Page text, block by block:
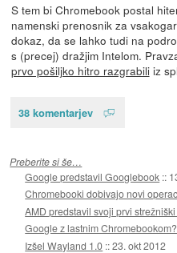
S tem bi Chromebook postal
namenski prenosnik za
dokaz, da se lahko tudi na
s (precej) dražjim Intelom.
prvo pošiljko hitro razgrabiliiz
38 komentarjev
Preberite si še…
Google predstavil Googlebook ::
Chromebooki dobivajo novi
AMD predstavil svoji prvi
Google z lastnim Chromebookom?
Izšel Wayland 1.0 ::23. okt 2012